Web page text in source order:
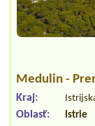
Medulin -
Kraj:
Oblasť: Istrie